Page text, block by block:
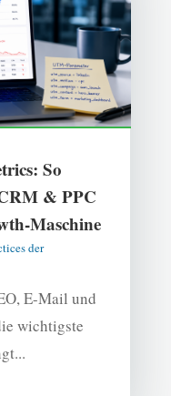
So
& PPC
Maschine
der
E-Mail und
wichtigste